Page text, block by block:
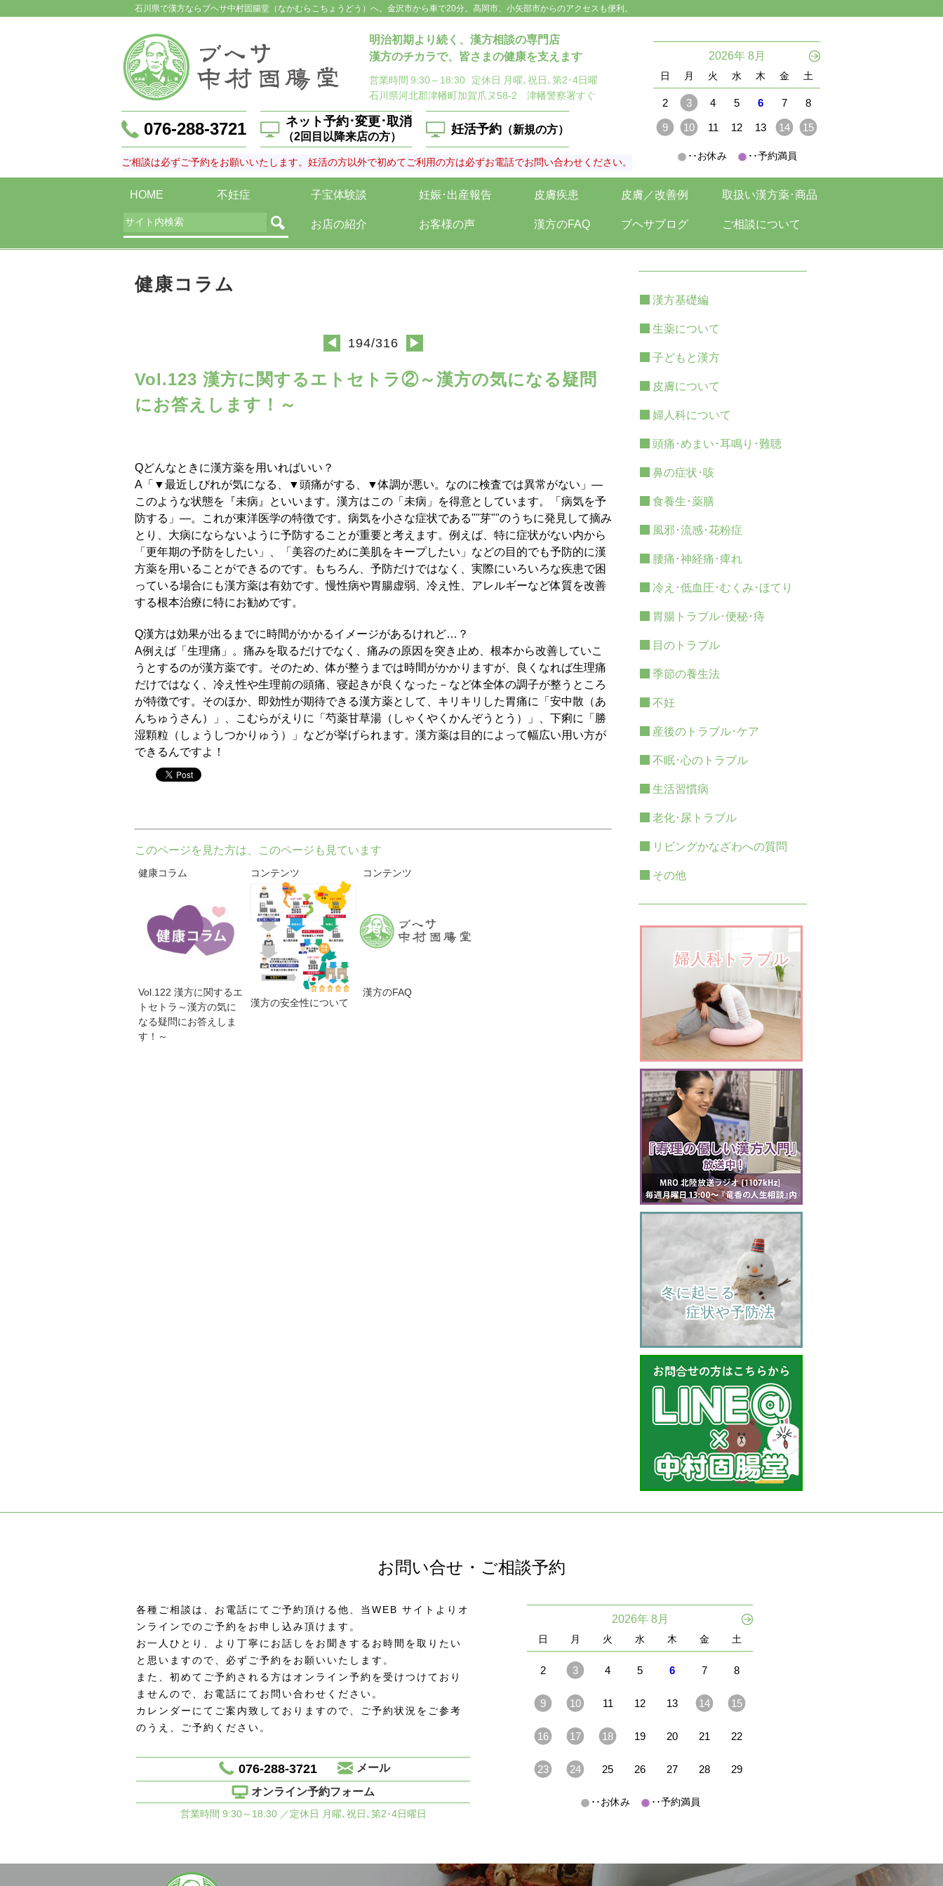
石川県で漢方ならブヘサ中村固腸堂（なかむらこちょうどう）へ。金沢市から車で20分。高岡市、小矢部市からのアクセスも便利。
明治初期より続く、漢方相談の専門店
漢方のチカラで、皆さまの健康を支えます
営業時間 9:30～18:30 定休日 月曜､祝日､第2･4日曜
石川県河北郡津幡町加賀爪ヌ58-2 津幡警察署すぐ
076-288-3721 ネット予約･変更･取消
（2回目以降来店の方）
妊活予約 （新規の方）
ご相談は必ずご予約をお願いいたします。妊活の方以外で初めてご利用の方は必ずお電話でお問い合わせください。
2026年 8月
日 月 火 水 木 金 土
2 3 4 5 6 7 8
9 10 11 12 13 14 15
･･お休み ･･予約満員
HOME 不妊症 子宝体験談 妊娠･出産報告 皮膚疾患 皮膚／改善例 取扱い漢方薬･商品
お店の紹介 お客様の声 漢方のFAQ ブヘサブログ ご相談について
健康コラム
◀ 194/316 ▶
Vol.123 漢方に関するエトセトラ②～漢方の気になる疑問
にお答えします！～
Qどんなときに漢方薬を用いればいい？
A「▼最近しびれが気になる、▼頭痛がする、▼体調が悪い。なのに検査では異常がない」―
このような状態を『未病』といいます。漢方はこの「未病」を得意としています。「病気を予
防する」―。これが東洋医学の特徴です。病気を小さな症状である""芽""のうちに発見して摘み
とり、大病にならないように予防することが重要と考えます。例えば、特に症状がない内から
「更年期の予防をしたい」、「美容のために美肌をキープしたい」などの目的でも予防的に漢
方薬を用いることができるのです。もちろん、予防だけではなく、実際にいろいろな疾患で困
っている場合にも漢方薬は有効です。慢性病や胃腸虚弱、冷え性、アレルギーなど体質を改善
する根本治療に特にお勧めです。
Q漢方は効果が出るまでに時間がかかるイメージがあるけれど…？
A例えば「生理痛」。痛みを取るだけでなく、痛みの原因を突き止め、根本から改善していこ
うとするのが漢方薬です。そのため、体が整うまでは時間がかかりますが、良くなれば生理痛
だけではなく、冷え性や生理前の頭痛、寝起きが良くなった－など体全体の調子が整うところ
が特徴です。そのほか、即効性が期待できる漢方薬として、キリキリした胃痛に「安中散（あ
んちゅうさん）」、こむらがえりに「芍薬甘草湯（しゃくやくかんぞうとう）」、下痢に「勝
湿顆粒（しょうしつかりゅう）」などが挙げられます。漢方薬は目的によって幅広い用い方が
できるんですよ！
このページを見た方は、このページも見ています
健康コラム
Vol.122 漢方に関するエ
トセトラ～漢方の気に
なる疑問にお答えしま
す！～
コンテンツ
漢方の安全性について
コンテンツ
漢方のFAQ
漢方基礎編
生薬について
子どもと漢方
皮膚について
婦人科について
頭痛･めまい･耳鳴り･難聴
鼻の症状･咳
食養生･薬膳
風邪･流感･花粉症
腰痛･神経痛･痺れ
冷え･低血圧･むくみ･ほてり
胃腸トラブル･便秘･痔
目のトラブル
季節の養生法
不妊
産後のトラブル･ケア
不眠･心のトラブル
生活習慣病
老化･尿トラブル
リビングかなざわへの質問
その他
婦人科トラブル
    冬に起こる
         症状や予防法
お問い合せ・ご相談予約
各種ご相談は、お電話にてご予約頂ける他、当WEB サイトよりオ
ンラインでのご予約をお申し込み頂けます。
お一人ひとり、より丁寧にお話しをお聞きするお時間を取りたい
と思いますので、必ずご予約をお願いいたします。
また、初めてご予約される方はオンライン予約を受けつけており
ませんので、お電話にてお問い合わせください。
カレンダーにてご案内致しておりますので、ご予約状況をご参考
のうえ、ご予約ください。
076-288-3721
メール
オンライン予約フォーム
営業時間 9:30～18:30 ／定休日 月曜､祝日､第2･4日曜日
2026年 8月
日 月 火 水 木 金 土
2 3 4 5 6 7 8
9 10 11 12 13 14 15
16 17 18 19 20 21 22
23 24 25 26 27 28 29
･･お休み ･･予約満員